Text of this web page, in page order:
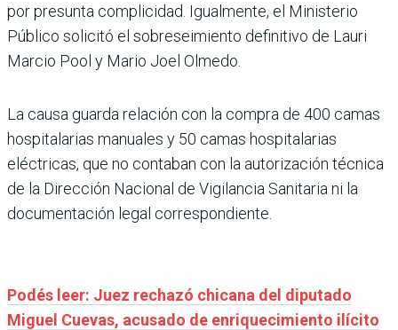
por presunta complicidad. Igualmente, el Ministerio
Público solicitó el sobreseimiento definitivo de Lauri
Marcio Pool y Mario Joel Olmedo.
La causa guarda relación con la compra de 400 camas
hospitalarias manuales y 50 camas hospitalarias
eléctricas, que no contaban con la autorización técnica
de la Dirección Nacional de Vigilancia Sanitaria ni la
documentación legal correspondiente.
Podés leer: Juez rechazó chicana del diputado
Miguel Cuevas, acusado de enriquecimiento ilícito